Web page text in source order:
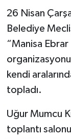
26 Nisan
Belediye
“Manisa Ebrar
kendi
topladı.
Uğur Mumcu
toplantı